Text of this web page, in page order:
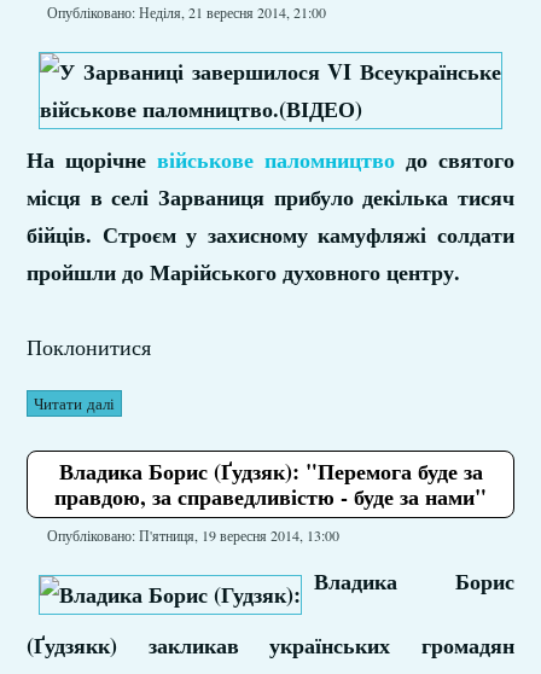
Опубліковано: Неділя, 21 вересня 2014, 21:00
На щорічневійськове паломництводо святого
місця в селі Зарваниця прибуло декілька тисяч
бійців. Строєм у захисному камуфляжі солдати
пройшли до Марійського духовного центру.
Поклонитися
Читати далі
Владика Борис (Ґудзяк): "Перемога буде за
правдою, за справедливістю - буде за нами"
Опубліковано: П'ятниця, 19 вересня 2014, 13:00
Владика Борис
(Ґудзякк) закликав українських громадян